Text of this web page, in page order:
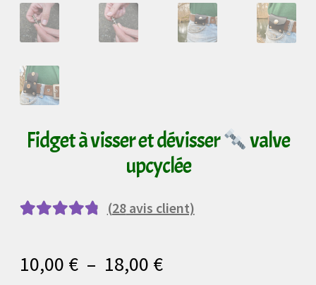
Fidget à visser et dévisser
valve
upcyclée
notations
(28avis client)
10,00 € – 18,00 €Plage